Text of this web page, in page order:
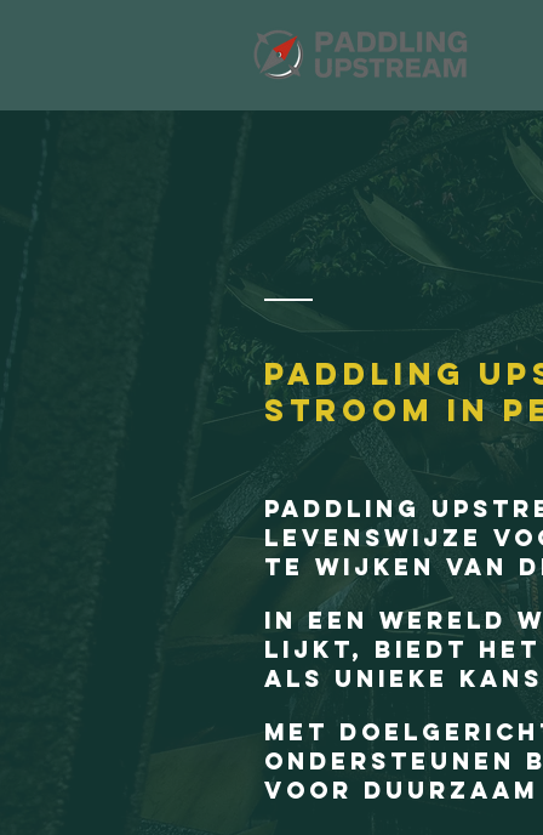
Paddling
stroom in
Paddling
levenswijze
te wijken van
In een wereld
lijkt, biedt het
als unieke
Met
ondersteunen
voor